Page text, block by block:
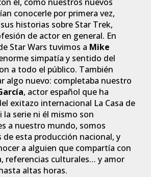
conocerle por primera vez,
historias sobre Star Trek,
de actor en general. En
Star Wars tuvimos a Mike
simpatía y sentido del
a todo el público. También
algo nuevo: completaba nuestro
, actor español que ha
exitazo internacional La Casa de
la serie ni él mismo son
a nuestro mundo, somos
esta producción nacional, y
a alguien que compartía con
referencias culturales… y amor
altas horas.